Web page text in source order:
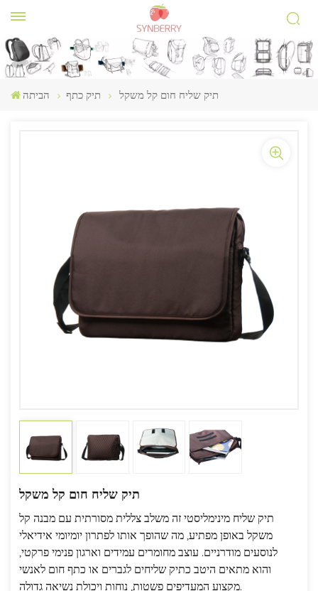
הביתה תיק כתף תיק שליח חום קל משקל
תיק שליח חום קל משקל
תיק שליח מינימליסטי זה משלב צללית מסורתית עם מבנה קל
משקל באופן מפתיע, מה שהופך אותו לפתרון יומיומי אידיאלי
לנוסעים מודרניים. עוצב מחומרים עמידים וארגון פנימי פרקטי,
והוא מתאים היטב כתיק שליחים לגברים או כתף חום לאנשי
מקצוע המעדיפים פשטות, נוחות ויכולת נשיאה גדולה.